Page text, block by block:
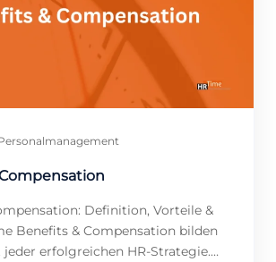
Doch […]
Definition, Vorteile &
Benefits & Compensation bilden
jeder erfolgreichen HR-Strategie.